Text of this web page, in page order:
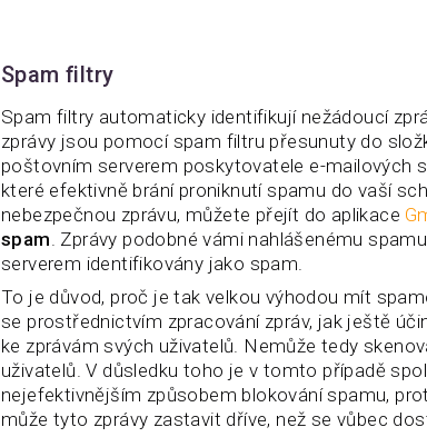
Spam filtry
Spam filtry automaticky identifikují nežádoucí
zprávy jsou pomocí spam filtru přesunuty do
poštovním serverem poskytovatele e-mailových
které efektivně brání proniknutí spamu do vaší
nebezpečnou zprávu, můžete přejít do aplikace
spam . Zprávy podobné vámi nahlášenému
serverem identifikovány jako spam.
To je důvod, proč je tak velkou výhodou mít
se prostřednictvím zpracování zpráv, jak ještě
ke zprávám svých uživatelů. Nemůže tedy
uživatelů. V důsledku toho je v tomto případě
nejefektivnějším způsobem blokování spamu,
může tyto zprávy zastavit dříve, než se vůbec